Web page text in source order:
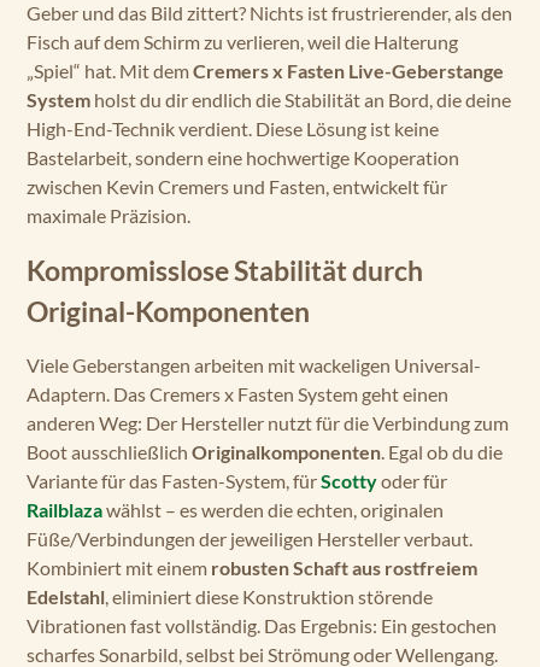
Geber und das Bild zittert? Nichts ist frustrierender, als den
Fisch auf dem Schirm zu verlieren, weil die Halterung
„Spiel“ hat. Mit demCremers x Fasten Live-Geberstange
System holst du dir endlich die Stabilität an Bord, die deine
High-End-Technik verdient. Diese Lösung ist keine
Bastelarbeit, sondern eine hochwertige Kooperation
zwischen Kevin Cremers und Fasten, entwickelt für
maximale Präzision.
Kompromisslose Stabilität durch
Original-Komponenten
Viele Geberstangen arbeiten mit wackeligen Universal-
Adaptern. Das Cremers x Fasten System geht einen
anderen Weg: Der Hersteller nutzt für die Verbindung zum
Boot ausschließlich Originalkomponenten. Egal ob du die
Variante für das Fasten-System, fürScottyoder für
Railblazawählst – es werden die echten, originalen
Füße/Verbindungen der jeweiligen Hersteller verbaut.
Kombiniert mit einem robusten Schaft aus rostfreiem
Edelstahl, eliminiert diese Konstruktion störende
Vibrationen fast vollständig. Das Ergebnis: Ein gestochen
scharfes Sonarbild, selbst bei Strömung oder Wellengang.